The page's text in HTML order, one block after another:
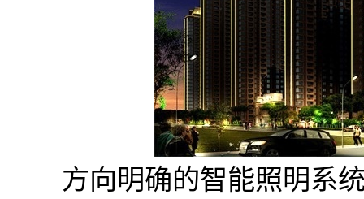
方向明确的智能照明系统